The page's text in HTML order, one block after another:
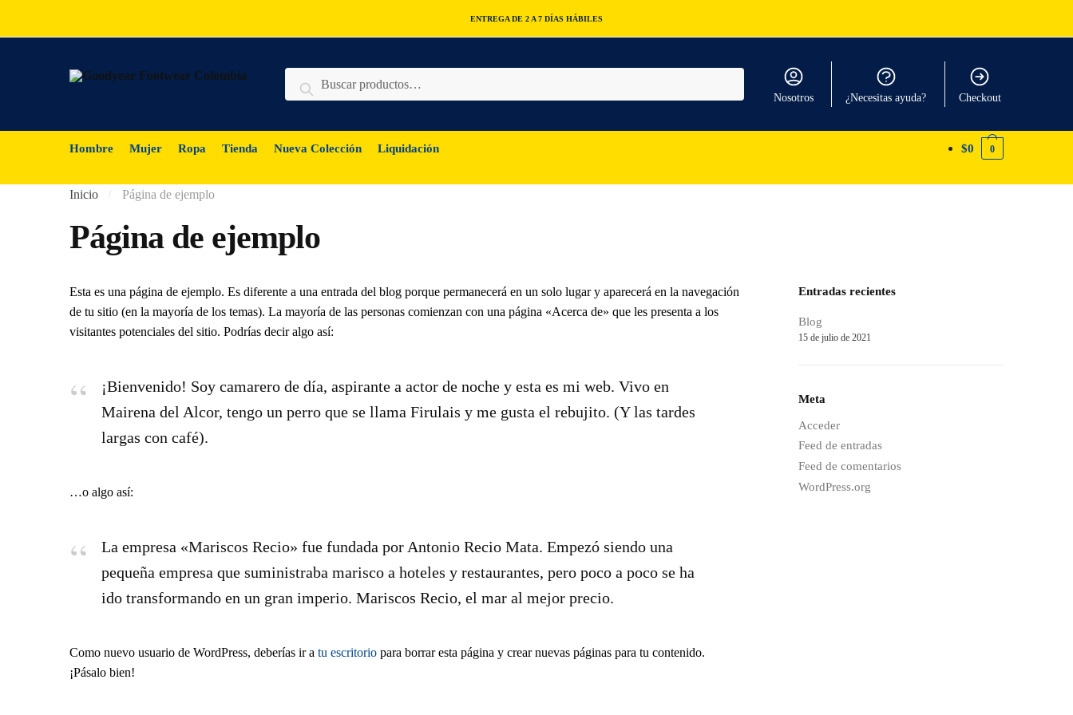
ENTREGA DE 2 A 7 DÍAS HÁBILES
Buscar
Nosotros ¿Necesitas ayuda? Checkout
Hombre Mujer Ropa Tienda Nueva Colección Liquidación $0 0
Inicio / Página de ejemplo
Página de ejemplo
Esta es una página de ejemplo. Es diferente a una entrada del blog porque permanecerá en un solo lugar y aparecerá en la navegación
de tu sitio (en la mayoría de los temas). La mayoría de las personas comienzan con una página «Acerca de» que les presenta a los
visitantes potenciales del sitio. Podrías decir algo así:
¡Bienvenido! Soy camarero de día, aspirante a actor de noche y esta es mi web. Vivo en
Mairena del Alcor, tengo un perro que se llama Firulais y me gusta el rebujito. (Y las tardes
largas con café).
…o algo así:
La empresa «Mariscos Recio» fue fundada por Antonio Recio Mata. Empezó siendo una
pequeña empresa que suministraba marisco a hoteles y restaurantes, pero poco a poco se ha
ido transformando en un gran imperio. Mariscos Recio, el mar al mejor precio.
Como nuevo usuario de WordPress, deberías ir a tu escritorio para borrar esta página y crear nuevas páginas para tu contenido.
¡Pásalo bien!
Entradas recientes
Blog
15 de julio de 2021
Meta
Acceder
Feed de entradas
Feed de comentarios
WordPress.org